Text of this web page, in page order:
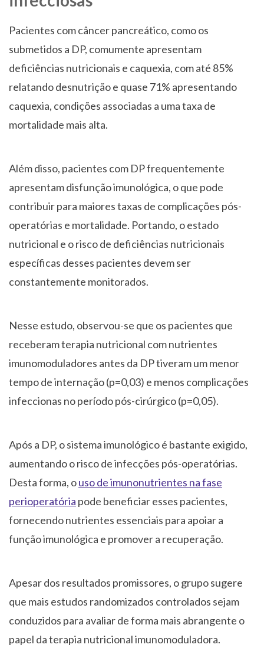
Pacientes com câncer pancreático, como os
submetidos a DP, comumente apresentam
deficiências nutricionais e caquexia, com até 85%
relatando desnutrição e quase 71% apresentando
caquexia, condições associadas a uma taxa de
mortalidade mais alta.
Além disso, pacientes com DP frequentemente
apresentam disfunção imunológica, o que pode
contribuir para maiores taxas de complicações pós-
operatórias e mortalidade. Portando, o estado
nutricional e o risco de deficiências nutricionais
específicas desses pacientes devem ser
constantemente monitorados.
Nesse estudo, observou-se que os pacientes que
receberam terapia nutricional com nutrientes
imunomoduladores antes da DP tiveram um menor
tempo de internação (p=0,03) e menos complicações
infeccionas no período pós-cirúrgico (p=0,05).
Após a DP, o sistema imunológico é bastante exigido,
aumentando o risco de infecções pós-operatórias.
Desta forma, ouso de imunonutrientes na fase
perioperatória pode beneficiar esses pacientes,
fornecendo nutrientes essenciais para apoiar a
função imunológica e promover a recuperação.
Apesar dos resultados promissores, o grupo sugere
que mais estudos randomizados controlados sejam
conduzidos para avaliar de forma mais abrangente o
papel da terapia nutricional imunomoduladora.